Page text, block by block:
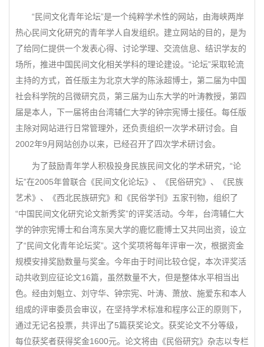
“民间文化青年论坛”是一个纯粹学术性的网站，由海峡两岸
热心民间文化研究的青年学人自发组织。建立网站的目的，是为
了给同仁提供一个发表心得、讨论学理、交流信息、结识学友的
场所，推进中国民间文化相关学科的理论建设。“论坛”采取轮流
主持的方式，首任版主为北京大学的陈泳超博士，第二届为中国
社会科学院的吕微研究员，第三届为山东大学的叶涛教授，第四
届是本人，下一届将由台湾辅仁大学的钟宗宪博士接任。每任版
主除对网站进行日常管理外，还负责组织一次学术研讨会。自
2002年9月网站创办以来，已经召开了四次学术研讨会。
为了鼓励青年学人积极投身民族民间文化的学术研究，“论
坛”在2005年曾联合《民间文化论坛》、《民俗研究》、《民族
艺术》、《西北民族研究》和《民俗学刊》五家刊物，组织了
“中国民间文化研究论文新秀奖”的评奖活动。今年，台湾辅仁大
学的钟宗宪博士和台湾东吴大学的鹿忆鹿博士又共同出资，设立
了“民间文化青年论坛奖”。这个奖项将每年评审一次，根据资金
规模安排奖励数量与奖金。今年由于时间比较仓促，本次评奖活
动共收到应征论文16篇，虽然数量不大，但是整体水平相当出
色。经由刘魁立、刘守华、钟宗宪、叶涛、萧放、施爱东和本人
组成的评审委员会审议，在坚持学术标准和程序公正的原则下，
通过无记名投票，共评出了5篇获奖论文。获奖论文不分等级，
每位获奖者获得奖金1600元。论文将由《民俗研究》杂志以专栏